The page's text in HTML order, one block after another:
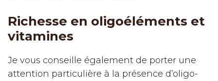
Richesse en oligoéléments et
vitamines
Je vous conseille également de porter une
attention particulière à la présence d’oligo-